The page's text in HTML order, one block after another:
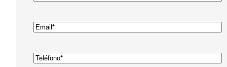
Introduce
tu
Teléfono*